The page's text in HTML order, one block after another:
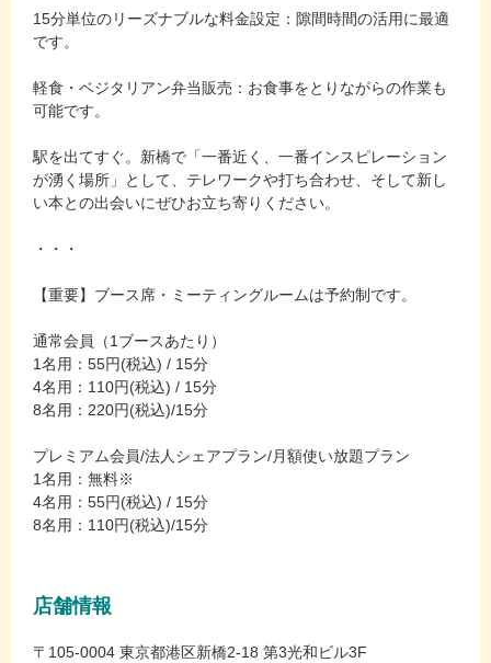
15分単位のリーズナブルな料金設定：隙間時間の活用に最適
です。
軽食・ベジタリアン弁当販売：お食事をとりながらの作業も
可能です。
駅を出てすぐ。新橋で「一番近く、一番インスピレーション
が湧く場所」として、テレワークや打ち合わせ、そして新し
い本との出会いにぜひお立ち寄りください。
・・・
【重要】ブース席・ミーティングルームは予約制です。
通常会員（1ブースあたり）
1名用：55円(税込) / 15分
4名用：110円(税込) / 15分
8名用：220円(税込)/15分
プレミアム会員/法人シェアプラン/月額使い放題プラン
1名用：無料※
4名用：55円(税込) / 15分
8名用：110円(税込)/15分
店舗情報
〒105-0004 東京都港区新橋2-18 第3光和ビル3F